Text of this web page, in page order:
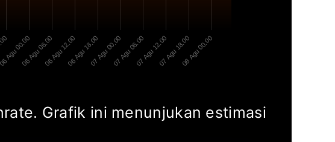
00.00
06 Agu 06.0006 Agu 12.0006 Agu 18.0007 Agu 00.0007 Agu 06.0007 Agu 12.0007 Agu 18.0008 Agu 00.00
Grafik ini menunjukan estimasi